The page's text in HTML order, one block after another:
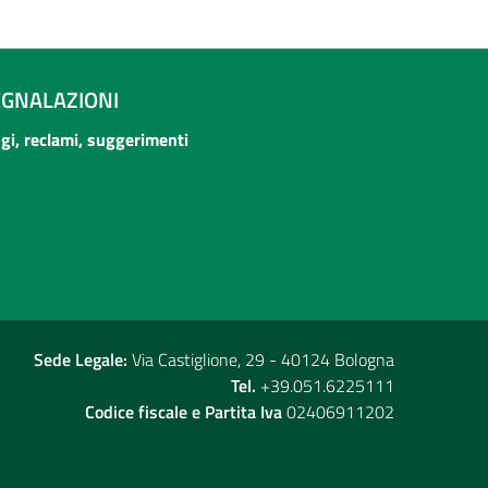
reclami, suggerimenti
Sede Legale: Via Castiglione, 29 - 40124 Bologna
Tel. +39.051.6225111
Codice fiscale e Partita Iva02406911202